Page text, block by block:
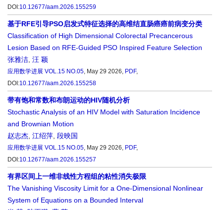
DOI:10.12677/aam.2026.155259
基于RFE引导PSO启发式特征选择的高维结直肠癌癌前病变分类
Classification of High Dimensional Colorectal Precancerous
Lesion Based on RFE-Guided PSO Inspired Feature Selection
张雅洁 汪 颖
应用数学进展 VOL.15 NO.05 , May 29 2026, PDF,
DOI:10.12677/aam.2026.155258
带有饱和常数和布朗运动的HIV随机分析
Stochastic Analysis of an HIV Model with Saturation Incidence
and Brownian Motion
赵志杰 江绍萍 段映国
应用数学进展 VOL.15 NO.05 , May 29 2026, PDF,
DOI:10.12677/aam.2026.155257
有界区间上一维非线性方程组的粘性消失极限
The Vanishing Viscosity Limit for a One-Dimensional Nonlinear
System of Equations on a Bounded Interval